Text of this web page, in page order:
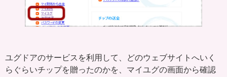
ユグドアのサービスを利用して、どのウェブサイトへいく
らぐらいチップを贈ったのかを、マイユグの画面から確認